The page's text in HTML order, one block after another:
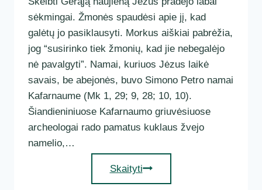
sėkmingai. Žmonės spaudėsi apie jį, kad
galėtų jo pasiklausyti. Morkus aiškiai pabrėžia,
jog “susirinko tiek žmonių, kad jie nebegalėjo
nė pavalgyti”. Namai, kuriuos Jėzus laikė
savais, be abejonės, buvo Simono Petro namai
Kafarnaume (Mk 1, 29; 9, 28; 10, 10).
Šiandieniniuose Kafarnaumo griuvėsiuose
archeologai rado pamatus kuklaus žvejo
namelio,…
SkaitytiJėzaus
motina